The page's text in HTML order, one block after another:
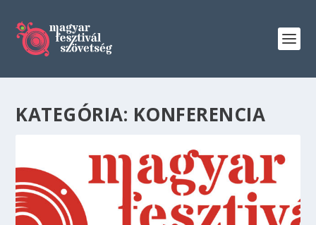
KATEGÓRIA: KONFERENCIA